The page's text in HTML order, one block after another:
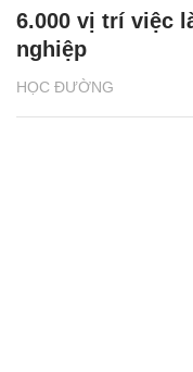
HỌC ĐƯỜNG
6.000 vị trí việc
nghiệp